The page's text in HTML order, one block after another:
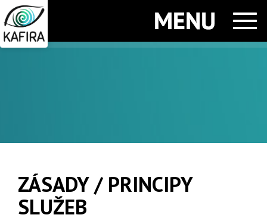
ZÁSADY / PRINCIPY
SLUŽEB